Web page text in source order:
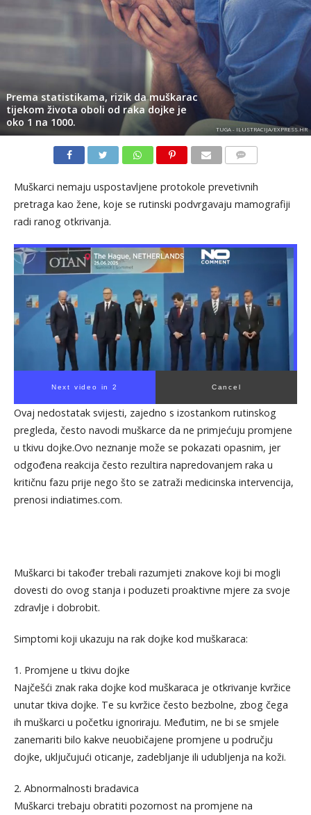
Prema statistikama, rizik da muškarac
tijekom života oboli od raka dojke je
oko 1 na 1000.
TUGA - ILUSTRACIJA/EXPRESS.HR
Muškarci nemaju uspostavljene protokole prevetivnih
pretraga kao žene, koje se rutinski podvrgavaju mamografiji
radi ranog otkrivanja.
Next video in 1 Cancel
Ovaj nedostatak svijesti, zajedno s izostankom rutinskog
pregleda, često navodi muškarce da ne primjećuju promjene
u tkivu dojke.Ovo neznanje može se pokazati opasnim, jer
odgođena reakcija često rezultira napredovanjem raka u
kritičnu fazu prije nego što se zatraži medicinska intervencija,
prenosi indiatimes.com.
Muškarci bi također trebali razumjeti znakove koji bi mogli
dovesti do ovog stanja i poduzeti proaktivne mjere za svoje
zdravlje i dobrobit.
Simptomi koji ukazuju na rak dojke kod muškaraca:
1. Promjene u tkivu dojke
Najčešći znak raka dojke kod muškaraca je otkrivanje kvržice
unutar tkiva dojke. Te su kvržice često bezbolne, zbog čega
ih muškarci u početku ignoriraju. Međutim, ne bi se smjele
zanemariti bilo kakve neuobičajene promjene u području
dojke, uključujući oticanje, zadebljanje ili udubljenja na koži.
2. Abnormalnosti bradavica
Muškarci trebaju obratiti pozornost na promjene na